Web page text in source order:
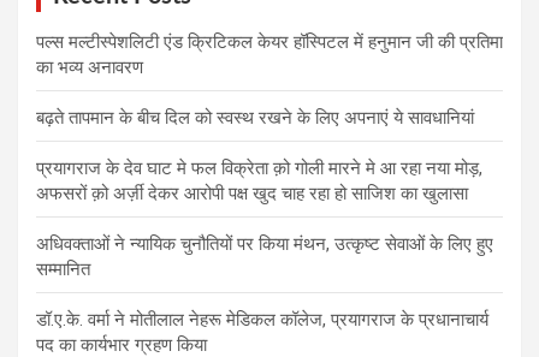
पल्स मल्टीस्पेशलिटी एंड क्रिटिकल केयर हॉस्पिटल में हनुमान जी की प्रतिमा
का भव्य अनावरण
बढ़ते तापमान के बीच दिल को स्वस्थ रखने के लिए अपनाएं ये सावधानियां
प्रयागराज के देव घाट मे फल विक्रेता क़ो गोली मारने मे आ रहा नया मोड़,
अफसरों क़ो अर्ज़ी देकर आरोपी पक्ष खुद चाह रहा हो साजिश का खुलासा
अधिवक्ताओं ने न्यायिक चुनौतियों पर किया मंथन, उत्कृष्ट सेवाओं के लिए हुए
सम्मानित
डॉ.ए.के. वर्मा ने मोतीलाल नेहरू मेडिकल कॉलेज, प्रयागराज के प्रधानाचार्य
पद का कार्यभार ग्रहण किया